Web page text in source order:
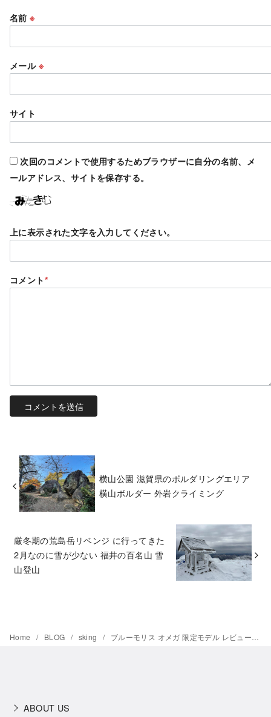
名前※
メール ※
サイト
次回のコメントで使用するためブラウザーに自分の名前、メ
ールアドレス、サイトを保存する。
上に表示された文字を入力してください。
コメント*
横山公園 滋賀県のボルダリングエリア
横山ボルダー 外岩クライミング
厳冬期の荒島岳リベンジ に行ってきた
2月なのに雪が少ない 福井の百名山 雪
山登山
Home BLOG sking ブルーモリス オメガ 限定モデル レビュー｜ショートファットスキーが届いた！試乗レポート
ABOUT US